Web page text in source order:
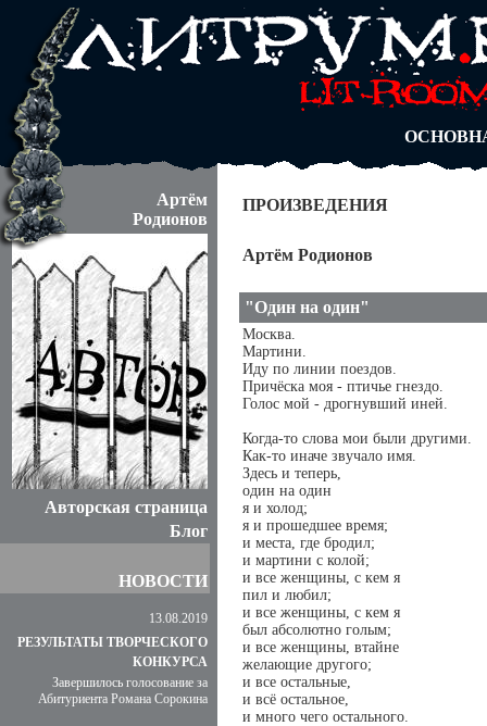
АВТОРЫ
БЛОГИ
АБИТУРА
Артём
Родионов
Авторская страница
Блог
НОВОСТИ
13.08.2019
РЕЗУЛЬТАТЫ ТВОРЧЕСКОГО
КОНКУРСА
Завершилось голосование за
Абитуриента Романа Сорокина
ПРОИЗВЕДЕНИЯ
Артём Родионов
"Один на один"
Москва.
Мартини.
Иду по линии поездов.
Причёска моя - птичье гнездо.
Голос мой - дрогнувший иней.
Когда-то слова мои были другими.
Как-то иначе звучало имя.
Здесь и теперь,
один на один
я и холод;
я и прошедшее время;
и места, где бродил;
и мартини с колой;
и все женщины, с кем я
пил и любил;
и все женщины, с кем я
был абсолютно голым;
и все женщины, втайне
желающие другого;
и все остальные,
и всё остальное,
и много чего остального.